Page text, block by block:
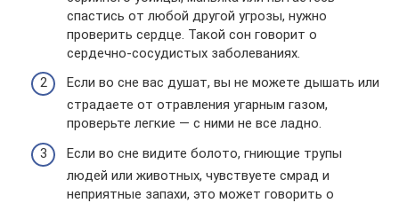
спастись от любой другой угрозы, нужно
проверить сердце. Такой сон говорит о
сердечно-сосудистых заболеваниях.
Если во сне вас душат, вы не можете дышать или
страдаете от отравления угарным газом,
проверьте легкие — с ними не все ладно.
Если во сне видите болото, гниющие трупы
людей или животных, чувствуете смрад и
неприятные запахи, это может говорить о